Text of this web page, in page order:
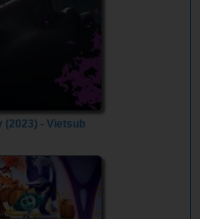
(2023) - Vietsub